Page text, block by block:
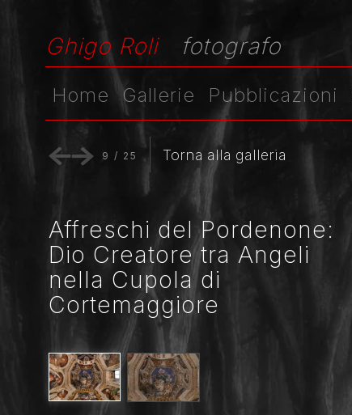
Ghigo Roli fotografo
Home Gallerie Pubblicazioni
9 / 25 Torna alla galleria
Affreschi del Pordenone:
Dio Creatore tra Angeli
nella Cupola di
Cortemaggiore